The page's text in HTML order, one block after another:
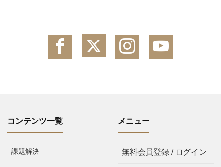
コンテンツ一覧
課題解決
メニュー
無料会員登録 / ログイン